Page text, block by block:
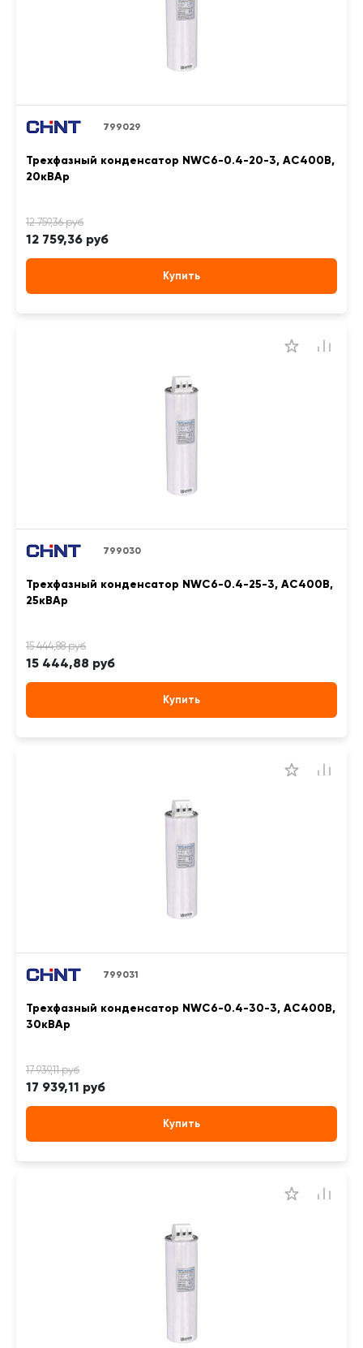
799029
Трехфазный конденсатор NWC6-0.4-20-3, АС400В,
20кВАр
12 759,36 руб
Купить
799030
Трехфазный конденсатор NWC6-0.4-25-3, АС400В,
25кВАр
15 444,88 руб
Купить
799031
Трехфазный конденсатор NWC6-0.4-30-3, АС400В,
30кВАр
17 939,11 руб
Купить